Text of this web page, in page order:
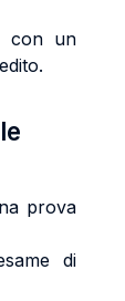
con un
prova
di